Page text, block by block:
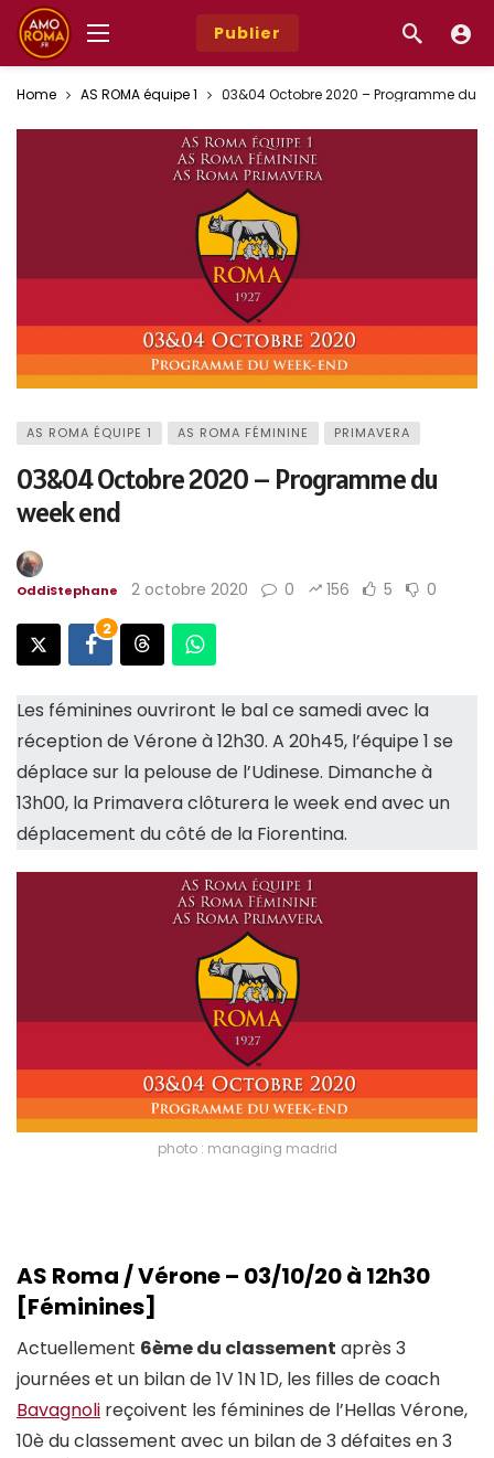
Publier
Home AS ROMA équipe 1 03&04 Octobre 2020 – Programme du
AS ROMA ÉQUIPE 1 AS ROMA FÉMININE PRIMAVERA
03&04 Octobre 2020 – Programme du
week end
OddiStephane 2 octobre 2020 0 156 5 0
2
Les féminines ouvriront le bal ce samedi avec la
réception de Vérone à 12h30. A 20h45, l’équipe 1 se
déplace sur la pelouse de l’Udinese. Dimanche à
13h00, la Primavera clôturera le week end avec un
déplacement du côté de la Fiorentina.
photo : managing madrid
AS Roma / Vérone – 03/10/20 à 12h30
[Féminines]
Actuellement 6ème du classement après 3
journées et un bilan de 1V 1N 1D, les filles de coach
Bavagnoli reçoivent les féminines de l’Hellas Vérone,
10è du classement avec un bilan de 3 défaites en 3